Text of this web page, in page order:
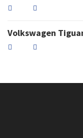
Volkswagen